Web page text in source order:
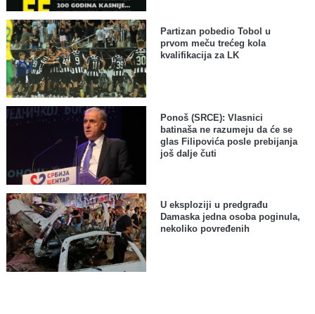
Partizan pobedio Tobol u
prvom meču trećeg kola
kvalifikacija za LK
Ponoš (SRCE): Vlasnici
batinaša ne razumeju da će se
glas Filipovića posle prebijanja
još dalje čuti
U eksploziji u predgrađu
Damaska jedna osoba poginula,
nekoliko povređenih